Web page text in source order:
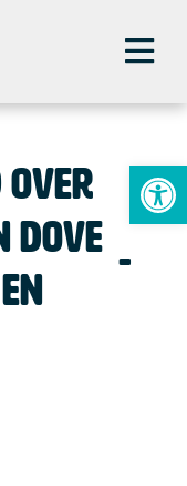
over
dove